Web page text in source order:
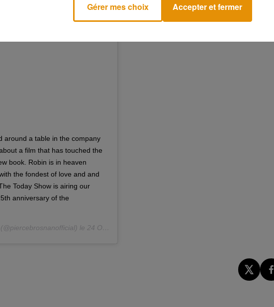
around a table in the company
a film that has touched the
book. Robin is in heaven
the fondest of love and and
Today Show is airing our
anniversary of the
(@piercebrosnanofficial) le 24 Oct. 2018 à 11 :03 PDT
Gérer mes choix Accepter et fermer